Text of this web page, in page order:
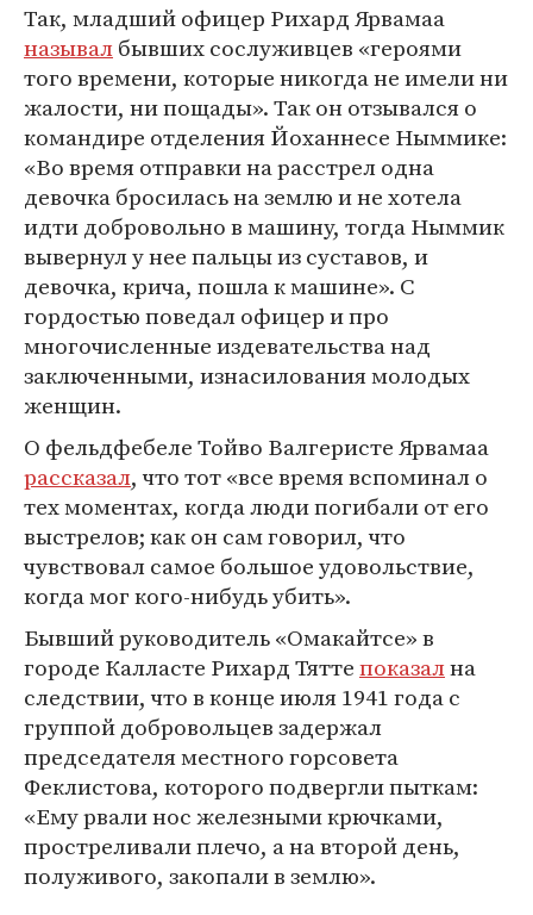
Так, младший офицер Рихард Ярвамаа
называлбывших сослуживцев «героями
того времени, которые никогда не имели ни
жалости, ни пощады». Так он отзывался о
командире отделения Йоханнесе Ныммике:
«Во время отправки на расстрел одна
девочка бросилась на землю и не хотела
идти добровольно в машину, тогда Ныммик
вывернул у нее пальцы из суставов, и
девочка, крича, пошла к машине». С
гордостью поведал офицер и про
многочисленные издевательства над
заключенными, изнасилования молодых
женщин.
О фельдфебеле Тойво Валгеристе Ярвамаа
рассказал, что тот «все время вспоминал о
тех моментах, когда люди погибали от его
выстрелов; как он сам говорил, что
чувствовал самое большое удовольствие,
когда мог кого-нибудь убить».
Бывший руководитель «Омакайтсе» в
городе Калласте Рихард Тяттепоказална
следствии, что в конце июля 1941 года с
группой добровольцев задержал
председателя местного горсовета
Феклистова, которого подвергли пыткам:
«Ему рвали нос железными крючками,
простреливали плечо, а на второй день,
полуживого, закопали в землю».